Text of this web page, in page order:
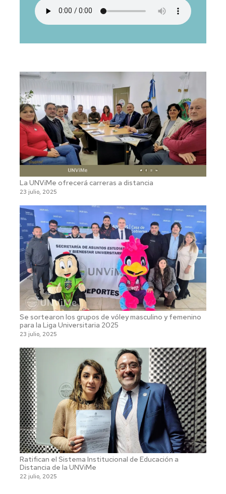
La UNViMe ofrecerá carreras a distancia
23 julio, 2025
Se sortearon los grupos de vóley masculino y femenino
para la Liga Universitaria 2025
23 julio, 2025
Ratifican el Sistema Institucional de Educación a
Distancia de la UNViMe
22 julio, 2025